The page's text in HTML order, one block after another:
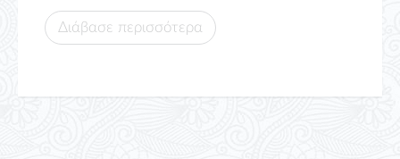
Διάβασε περισσότερα